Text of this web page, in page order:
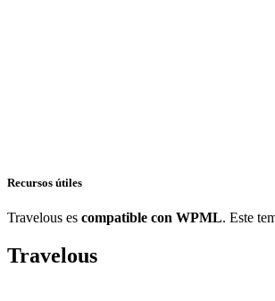
Recursos útiles
Travelous es compatible con WPML. Este
Travelous